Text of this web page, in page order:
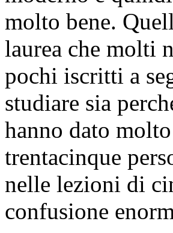
molto bene.
laurea che molti
pochi iscritti a
studiare sia
hanno dato
trentacinque
nelle lezioni di
confusione